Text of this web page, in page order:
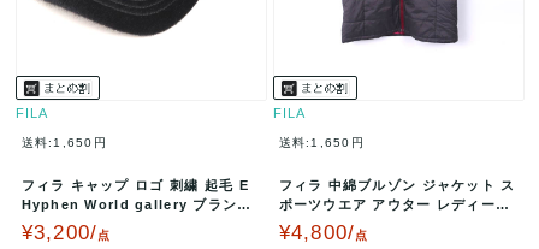
FILA
送料:1,650円
フィラ キャップ ロゴ 刺繍 起毛 E
Hyphen World gallery ブランド
帽子 レ…
¥3,200/点
FILA
送料:1,650円
フィラ 中綿ブルゾン ジャケット ス
ポーツウエア アウター レディース
Mサイズ グレー FILA …
¥4,800/点